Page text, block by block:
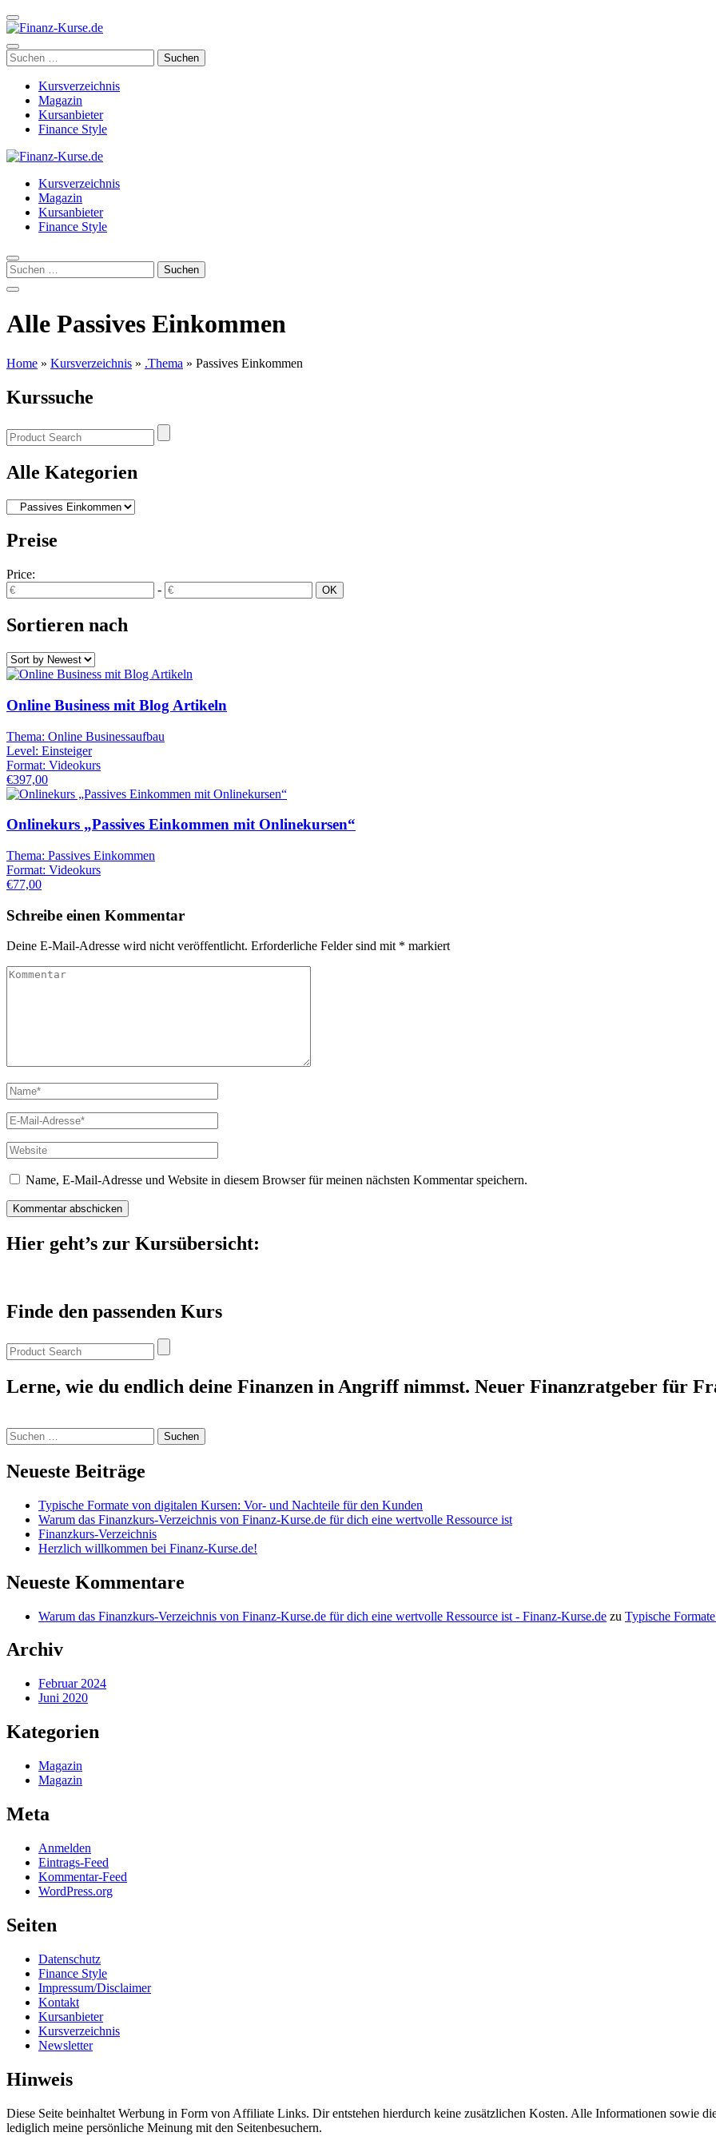
Zum
Inhalt
springen
(Enter
drücken)
Finanz-Kurse.de
Großes Verzeichnis der besten Finanzkurse
Suchen
nach:
Kursverzeichnis
Magazin
Kursanbieter
Finance Style
Finanz-Kurse.de
Großes Verzeichnis der besten Finanzkurse
Kursverzeichnis
Magazin
Kursanbieter
Finance Style
Suchen
nach:
Alle Passives Einkommen
Home » Kursverzeichnis » .Thema » Passives Einkommen
Kurssuche
Alle Kategorien
Preise
Price:
-
Sortieren nach
Online Business mit Blog Artikeln
Thema: Online Businessaufbau
Level: Einsteiger
Format: Videokurs
€397,00
Onlinekurs „Passives Einkommen mit Onlinekursen“
Thema: Passives Einkommen
Format: Videokurs
€77,00
Schreibe einen Kommentar
Deine E-Mail-Adresse wird nicht veröffentlicht. Erforderliche Felder sind mit * markiert
Kommentar
Name*
E-
Mail*
Website
Name, E-Mail-Adresse und Website in diesem Browser für meinen nächsten Kommentar speichern.
Hier geht’s zur Kursübersicht:
Finde den passenden Kurs
Lerne, wie du endlich deine Finanzen in Angriff nimmst. Neuer Finanzratgeber für
Suchen
nach:
Neueste Beiträge
Typische Formate von digitalen Kursen: Vor- und Nachteile für den Kunden
Warum das Finanzkurs-Verzeichnis von Finanz-Kurse.de für dich eine wertvolle Ressource ist
Finanzkurs-Verzeichnis
Herzlich willkommen bei Finanz-Kurse.de!
Neueste Kommentare
Warum das Finanzkurs-Verzeichnis von Finanz-Kurse.de für dich eine wertvolle Ressource ist - Finanz-Kurse.de zu Typische
Archiv
Februar 2024
Juni 2020
Kategorien
Magazin
Magazin
Meta
Anmelden
Eintrags-Feed
Kommentar-Feed
WordPress.org
Seiten
Datenschutz
Finance Style
Impressum/Disclaimer
Kontakt
Kursanbieter
Kursverzeichnis
Newsletter
Hinweis
Diese Seite beinhaltet Werbung in Form von Affiliate Links. Dir entstehen hierdurch keine zusätzlichen Kosten. Alle Informationen sowie
lediglich meine persönliche Meinung mit den Seitenbesuchern.